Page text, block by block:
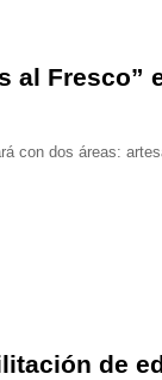
al Fresco”
con dos áreas:
de